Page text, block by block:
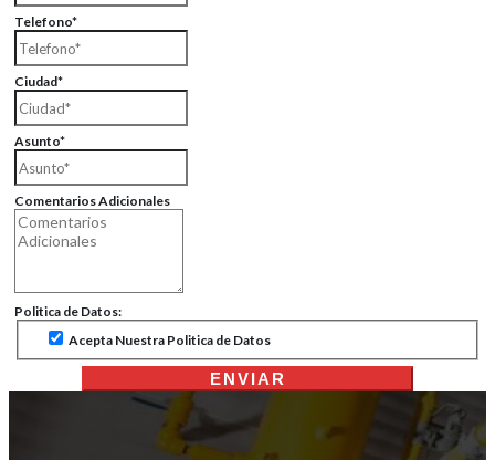
Telefono*
Ciudad*
Asunto*
Comentarios Adicionales
Politica de Datos:
Acepta Nuestra Politica de Datos
ENVIAR